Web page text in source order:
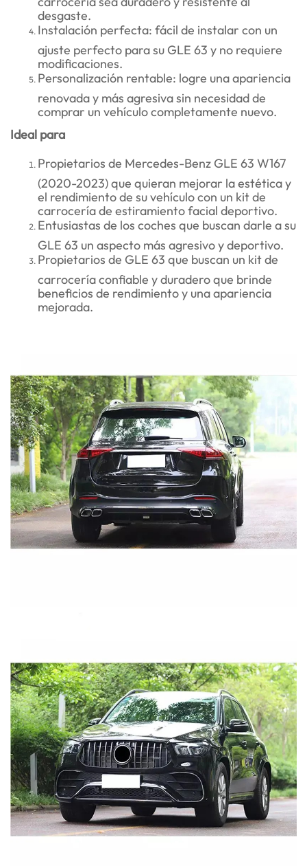
desgaste.
Instalación perfecta: fácil de instalar con un
ajuste perfecto para su GLE 63 y no requiere
modificaciones.
Personalización rentable: logre una apariencia
renovada y más agresiva sin necesidad de
comprar un vehículo completamente nuevo.
Ideal para
Propietarios de Mercedes-Benz GLE 63 W167
(2020-2023) que quieran mejorar la estética y
el rendimiento de su vehículo con un kit de
carrocería de estiramiento facial deportivo.
Entusiastas de los coches que buscan darle a su
GLE 63 un aspecto más agresivo y deportivo.
Propietarios de GLE 63 que buscan un kit de
carrocería confiable y duradero que brinde
beneficios de rendimiento y una apariencia
mejorada.